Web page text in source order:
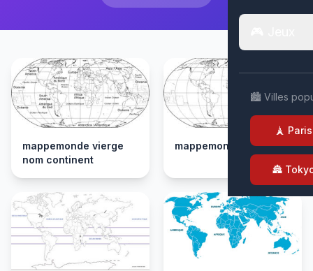
🏙️ Villes
🗼 Paris
🏯
mappemonde vierge
nom continent
mappemonde vierge